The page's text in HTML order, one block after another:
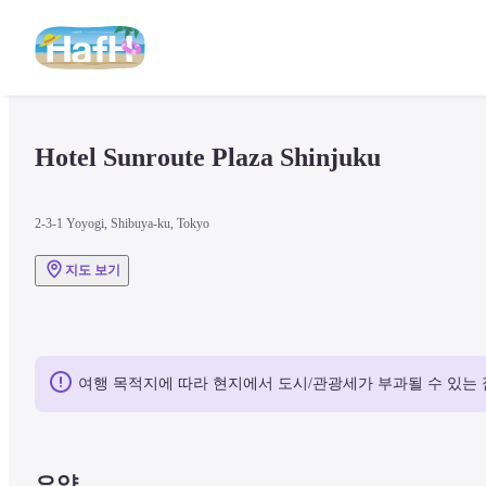
Hotel Sunroute Plaza Shinjuku
2-3-1 Yoyogi, Shibuya-ku, Tokyo
지도 보기
여행 목적지에 따라 현지에서 도시/관광세가 부과될 수 있는